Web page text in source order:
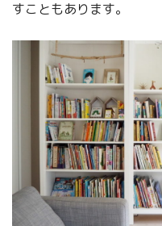
すこともあります。